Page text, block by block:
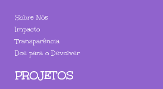
Sobre Nós
Impacto
Transparência
Doe para o Devolver
PROJETOS